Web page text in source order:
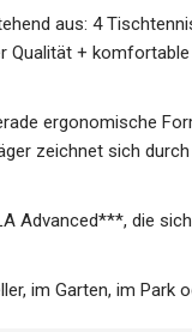
hat JOOLA
aus: 4
+ komfortable
ergonomische
zeichnet sich
Advanced***, die sich